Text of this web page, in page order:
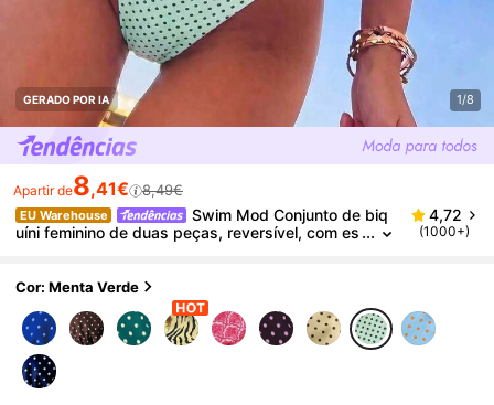
GERADO POR IA 1/8
Apartir de8,41€ 8,49€
EU Warehouse
Swim Mod Conjunto de biq
uíni feminino de duas peças, reversível, com es
4,72
(1000+)
Cor: Menta Verde